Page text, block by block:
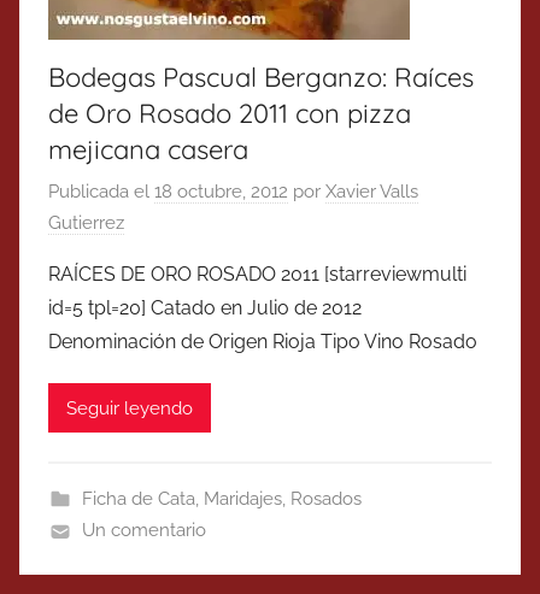
Bodegas Pascual Berganzo: Raíces
de Oro Rosado 2011 con pizza
mejicana casera
Publicada el 18 octubre, 2012 por Xavier Valls
Gutierrez
RAÍCES DE ORO ROSADO 2011 [starreviewmulti
id=5 tpl=20] Catado en Julio de 2012
Denominación de Origen Rioja Tipo Vino Rosado
Seguir leyendo
Ficha de Cata, Maridajes, Rosados
Un comentario